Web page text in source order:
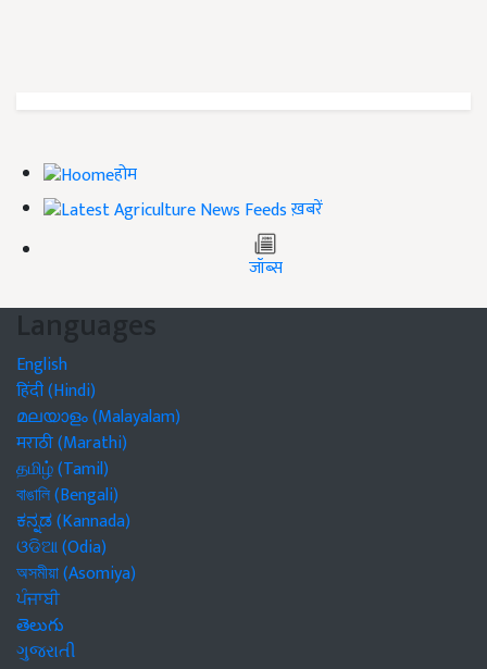
होम
ख़बरें
जॉब्स
Languages
English
हिंदी (Hindi)
മലയാളം (Malayalam)
मराठी (Marathi)
தமிழ் (Tamil)
বাঙালি (Bengali)
ಕನ್ನಡ (Kannada)
ଓଡିଆ (Odia)
অসমীয়া (Asomiya)
ਪੰਜਾਬੀ
తెలుగు
ગુજરાતી